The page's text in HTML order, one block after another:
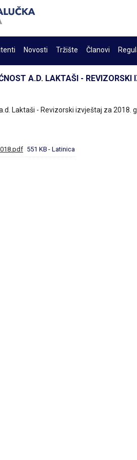
Novosti Tržište Članovi
A.D. LAKTAŠI -
Laktaši - Revizorski izvještaj za 2018.
551 KB - Latinica